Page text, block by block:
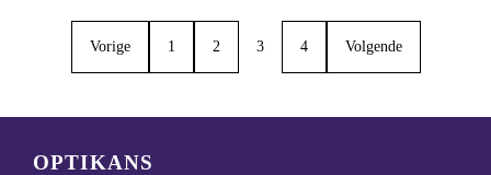
Vorige 1 2 3 4 Volgende
OPTIKANS